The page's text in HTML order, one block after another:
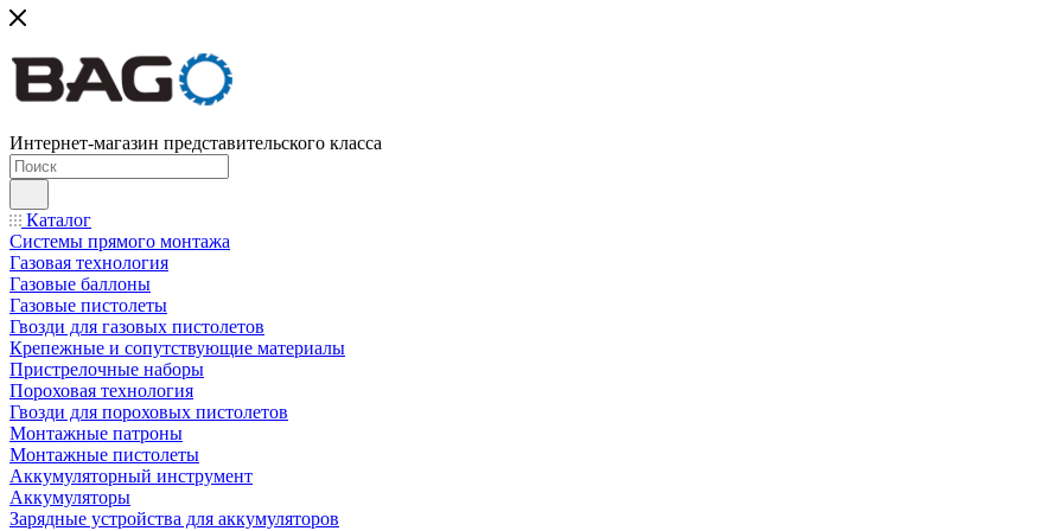
Интернет-магазин представительского класса
Каталог
Системы прямого монтажа
Газовая технология
Газовые баллоны
Газовые пистолеты
Гвозди для газовых пистолетов
Крепежные и сопутствующие материалы
Пристрелочные наборы
Пороховая технология
Гвозди для пороховых пистолетов
Монтажные патроны
Монтажные пистолеты
Аккумуляторный инструмент
Аккумуляторы
Зарядные устройства для аккумуляторов